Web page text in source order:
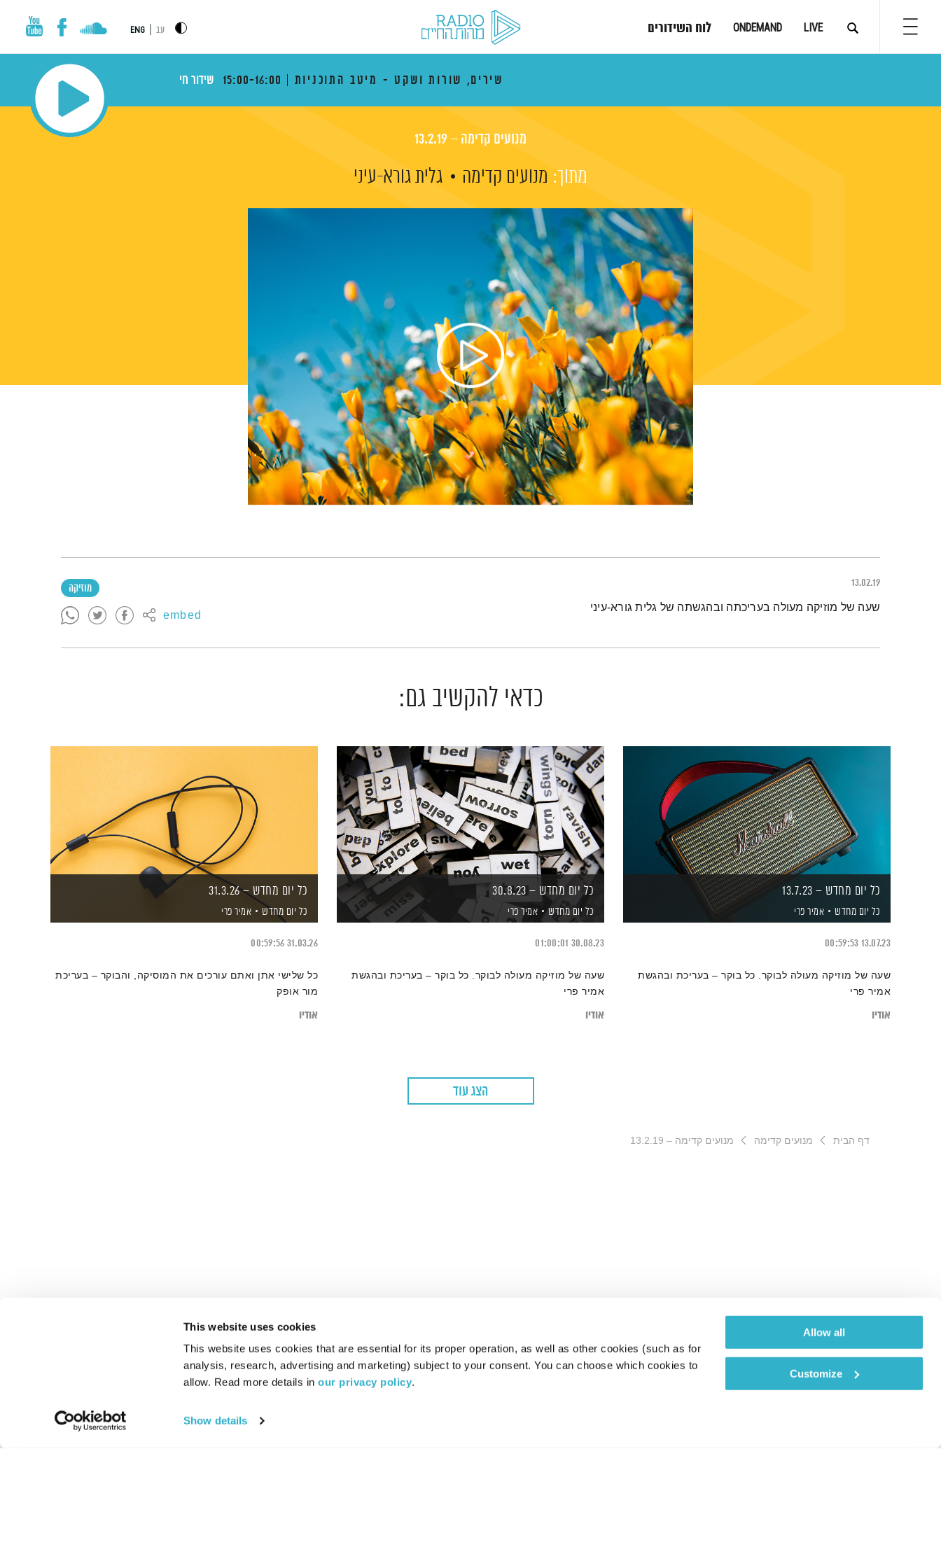
This website uses cookies
This website uses cookies that are essential for its proper operation, as well as other cookies (such as for
analysis, research, advertising and marketing) subject to your consent. You can choose which cookies to
allow. Read more details in our privacy policy.
Show details
Allow all
Customize
LIVE
ONDEMAND לוח השידורים עב ENG
שירים, שורות ושקט - מיטב התוכניות 15:00-16:00 שידור חי
מנועים קדימה – 13.2.19
מתוך: מנועים קדימה גלית גורא-עיני
13.02.19 מוזיקה
embed תמצית הפודקאסט
שעה של מוזיקה מעולה בעריכתה ובהגשתה של גלית גורא-עיני
כדאי להקשיב גם:
כל יום מחדש – 13.7.23
כל יום מחדש אמיר פרי
13.07.23
00:59:53
שעה של מוזיקה מעולה לבוקר. כל בוקר – בעריכת ובהגשת
אמיר פרי
אודיו
כל יום מחדש – 30.8.23
כל יום מחדש אמיר פרי
30.08.23
01:00:01
שעה של מוזיקה מעולה לבוקר. כל בוקר – בעריכת ובהגשת
אמיר פרי
אודיו
כל יום מחדש – 31.3.26
כל יום מחדש אמיר פרי
31.03.26
00:59:56
כל שלישי אתן ואתם עורכים את המוסיקה, והבוקר – בעריכת
מור אופק
אודיו
הצג עוד
דף הבית מנועים קדימה מנועים קדימה – 13.2.19